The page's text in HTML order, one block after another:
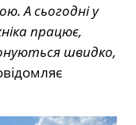
А сьогодні у
працює,
швидко,